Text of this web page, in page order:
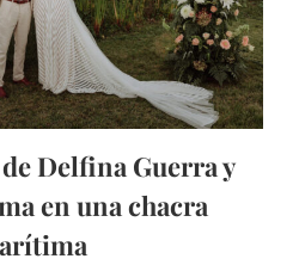
Delfina Guerra y
en una chacra